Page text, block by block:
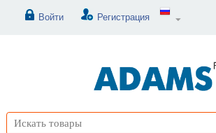
Войти Регистрация